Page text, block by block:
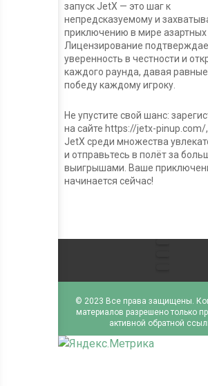
запуск JetX — это шаг к
непредсказуемому и
приключению в мире азартных
Лицензирование
уверенность в честности и
каждого раунда, давая
победу каждому игроку.
Не упустите свой шанс:
на сайте https://jetx-pinup.com/
JetX среди множества
и отправьтесь в полёт за
выигрышами. Ваше
начинается сейчас!
© 2023 Все права защищены.
материалов разрешено только
активной обратной